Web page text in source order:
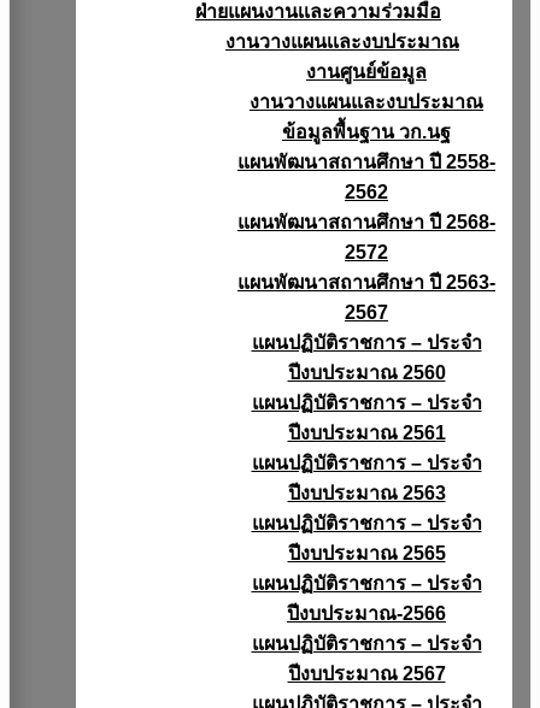
ฝ่ายแผนงานเเละความร่วมมือ
งานวางแผนเเละงบประมาณ
งานศูนย์ข้อมูล
งานวางแผนและงบประมาณ
ข้อมูลพื้นฐาน วก.นฐ
แผนพัฒนาสถานศึกษา ปี 2558-
2562
แผนพัฒนาสถานศึกษา ปี 2568-
2572
แผนพัฒนาสถานศึกษา ปี 2563-
2567
แผนปฏิบัติราชการ – ประจำ
ปีงบประมาณ 2560
แผนปฏิบัติราชการ – ประจำ
ปีงบประมาณ 2561
แผนปฏิบัติราชการ – ประจำ
ปีงบประมาณ 2563
แผนปฏิบัติราชการ – ประจำ
ปีงบประมาณ 2565
แผนปฏิบัติราชการ – ประจำ
ปีงบประมาณ-2566
แผนปฏิบัติราชการ – ประจำ
ปีงบประมาณ 2567
แผนปฏิบัติราชการ – ประจำ